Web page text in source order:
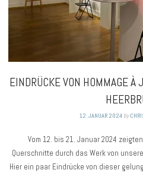
EINDRÜCKE VON HOMMAGE
12. JANUAR 2024by
Vom 12. bis 21. Januar 2024
Querschnitte durch das Werk von
Hier ein paar Eindrücke von dieser